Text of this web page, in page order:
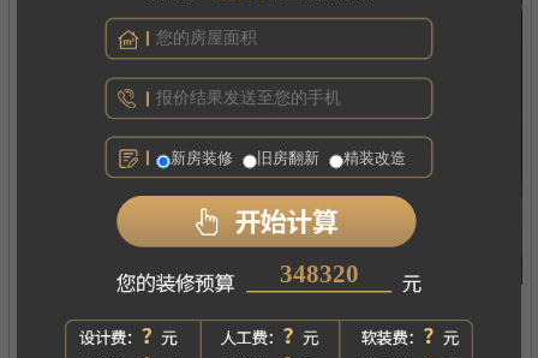
西府琅悦
现代简约丨四居丨180㎡ 案例详情
新房装修 旧房翻新 精装改造
333002